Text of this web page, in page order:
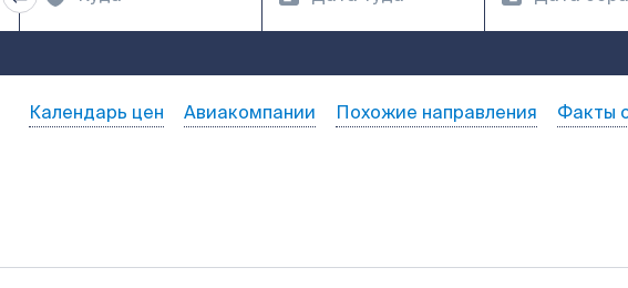
Календарь цен Авиакомпании Похожие направления Факты